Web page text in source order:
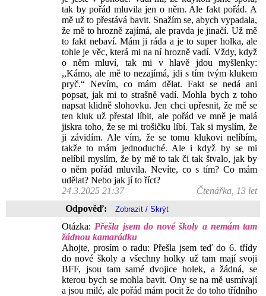
tak by pořád mluvila jen o něm. Ale fakt pořád. A
mě už to přestává bavit. Snažím se, abych vypadala,
že mě to hrozně zajímá, ale pravda je jinačí. Už mě
to fakt nebaví. Mám ji ráda a je to super holka, ale
tohle je věc, která mi na ní hrozně vadí. Vždy, když
o něm mluví, tak mi v hlavě jdou myšlenky:
,,Kámo, ale mě to nezajímá, jdi s tím tvým klukem
pryč.“ Nevím, co mám dělat. Fakt se nedá ani
popsat, jak mi to strašně vadí. Mohla bych z toho
napsat klidně slohovku. Jen chci upřesnit, že mě se
ten kluk už přestal líbit, ale pořád ve mně je malá
jiskra toho, že se mi trošičku líbí. Tak si myslím, že
ji závidím. Ale vím, že se tomu klukovi nelíbím,
takže to mám jednoduché. Ale i když by se mi
nelíbil myslím, že by mě to tak či tak štvalo, jak by
o něm pořád mluvila. Nevíte, co s tím? Co mám
udělat? Nebo jak jí to říct?
24.3.2025 21:37
Čtenářka, 13 let
Odpověď:
Otázka: Přešla jsem do nové školy a nemám tam
žádnou kamarádku
Ahojte, prosím o radu: Přešla jsem teď do 6. třídy
do nové školy a všechny holky už tam mají svoji
BFF, jsou tam samé dvojice holek, a žádná, se
kterou bych se mohla bavit. Ony se na mě usmívají
a jsou milé, ale pořád mám pocit že do toho třídního